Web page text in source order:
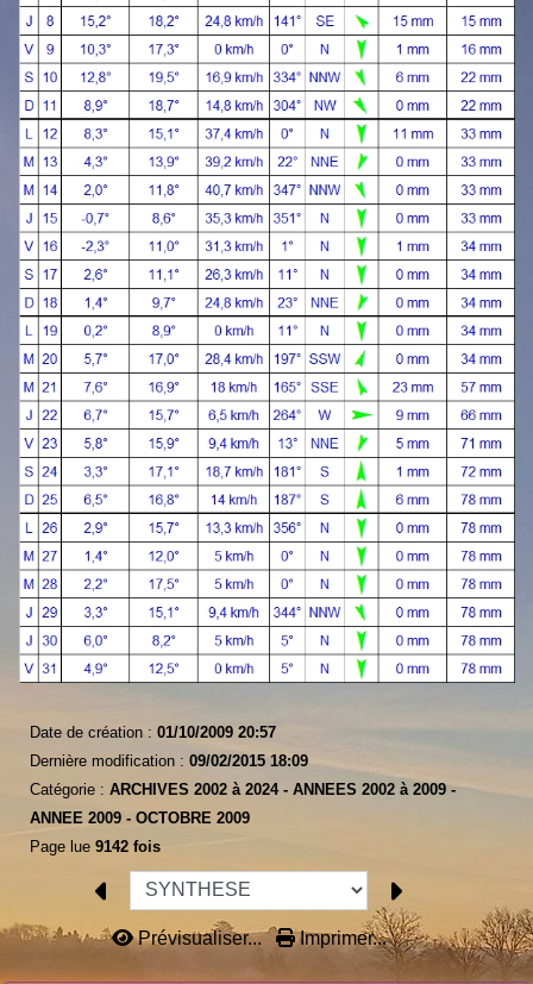
Date de création : 01/10/2009 20:57
Dernière modification : 09/02/2015 18:09
Catégorie : ARCHIVES 2002 à 2024 - ANNEES 2002 à 2009 -
ANNEE 2009 - OCTOBRE 2009
Page lue 9142 fois
Prévisualiser... Imprimer...